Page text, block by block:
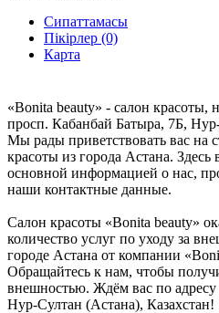
Сипаттамасы
Пікірлер (0)
Карта
«Bonita beauty» - салон красоты,
просп. Кабанбай Батыра, 7Б,
Мы рады приветствовать вас на
красоты из города Астана.
основной информацией о нас,
наши контактные данные.
Салон красоты «Bonita beauty»
количество услуг по уходу за
городе Астана от компании
Обращайтесь к нам, чтобы
внешностью. Ждём вас по
Нур-Султан (Астана), Казахстан!